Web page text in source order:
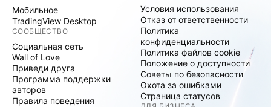
Мобильное
TradingView Desktop
СООБЩЕСТВО
Социальная сеть
Wall of Love
Приведи друга
Программа поддержки
авторов
Правила поведения
Условия использования
Отказ от ответственности
Политика
конфиденциальности
Политика файлов cookie
Положение о доступности
Советы по безопасности
Охота за ошибками
Страница статусов